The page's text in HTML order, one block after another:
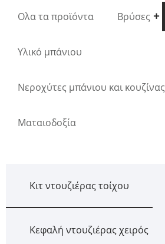
Ολα τα προϊόντα Βρύσες
Υλικό μπάνιου
Νεροχύτες μπάνιου και κουζίνας
Ματαιοδοξία
Κιτ ντουζιέρας τοίχου
Κεφαλή ντουζιέρας χειρός